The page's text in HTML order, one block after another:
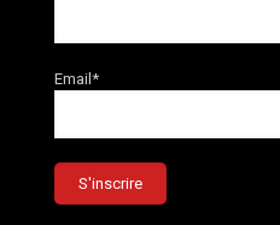
Email*